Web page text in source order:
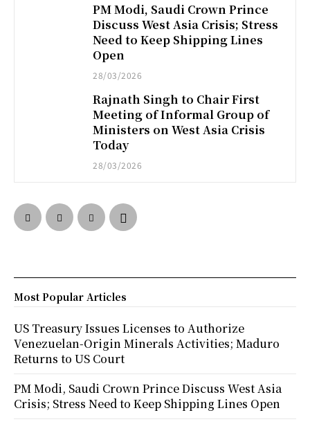
PM Modi, Saudi Crown Prince
Discuss West Asia Crisis; Stress
Need to Keep Shipping Lines
Open
28/03/2026
Rajnath Singh to Chair First
Meeting of Informal Group of
Ministers on West Asia Crisis
Today
28/03/2026
Most Popular Articles
US Treasury Issues Licenses to Authorize
Venezuelan-Origin Minerals Activities; Maduro
Returns to US Court
PM Modi, Saudi Crown Prince Discuss West Asia
Crisis; Stress Need to Keep Shipping Lines Open